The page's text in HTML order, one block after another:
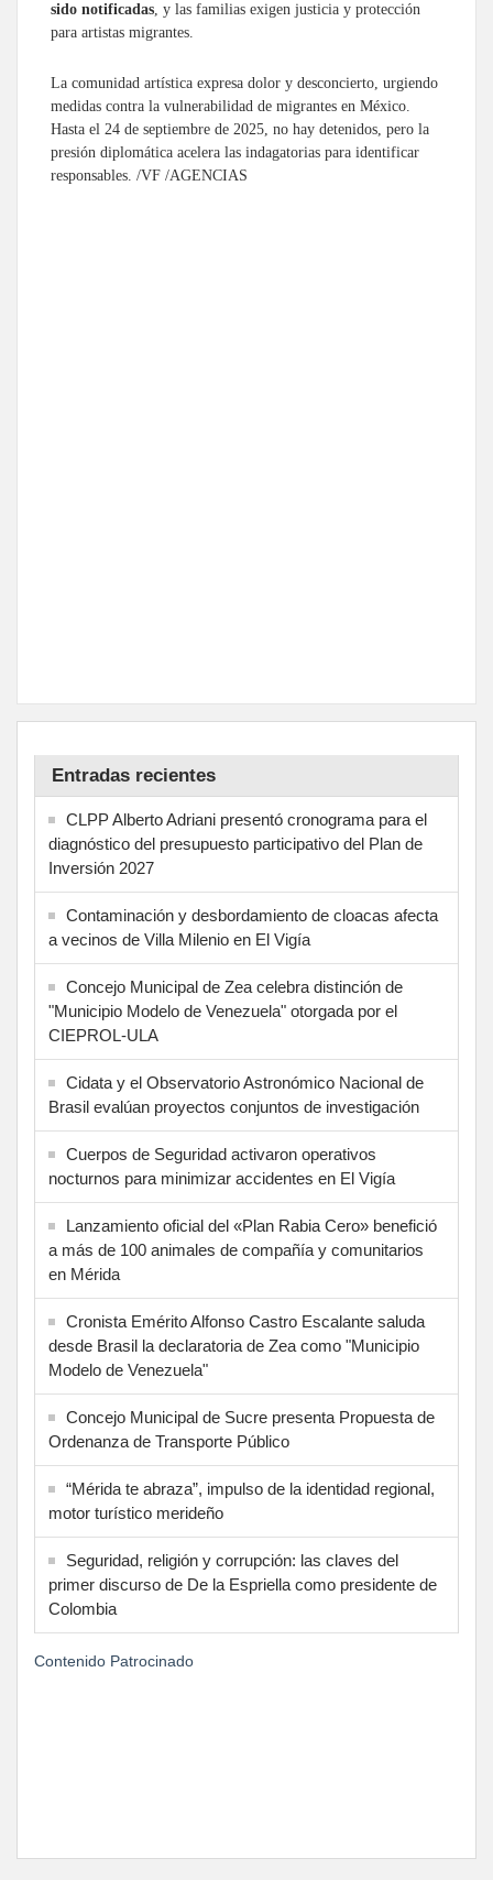
sido notificadas, y las familias exigen justicia y protección
para artistas migrantes.
La comunidad artística expresa dolor y desconcierto, urgiendo
medidas contra la vulnerabilidad de migrantes en México.
Hasta el 24 de septiembre de 2025, no hay detenidos, pero la
presión diplomática acelera las indagatorias para identificar
responsables. /VF /AGENCIAS
Entradas recientes
CLPP Alberto Adriani presentó cronograma para el
diagnóstico del presupuesto participativo del Plan de
Inversión 2027
Contaminación y desbordamiento de cloacas afecta
a vecinos de Villa Milenio en El Vigía
Concejo Municipal de Zea celebra distinción de
"Municipio Modelo de Venezuela" otorgada por el
CIEPROL-ULA
Cidata y el Observatorio Astronómico Nacional de
Brasil evalúan proyectos conjuntos de investigación
Cuerpos de Seguridad activaron operativos
nocturnos para minimizar accidentes en El Vigía
Lanzamiento oficial del «Plan Rabia Cero» benefició
a más de 100 animales de compañía y comunitarios
en Mérida
Cronista Emérito Alfonso Castro Escalante saluda
desde Brasil la declaratoria de Zea como "Municipio
Modelo de Venezuela"
Concejo Municipal de Sucre presenta Propuesta de
Ordenanza de Transporte Público
“Mérida te abraza”, impulso de la identidad regional,
motor turístico merideño
Seguridad, religión y corrupción: las claves del
primer discurso de De la Espriella como presidente de
Colombia
Contenido Patrocinado